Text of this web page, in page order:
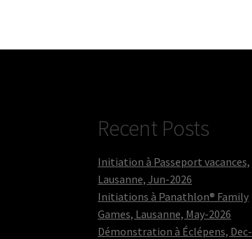
Recent Posts
Initiation à Passeport vacances,
Lausanne, Jun-2026
Initiations à Panathlon® Family
Games, Lausanne, May-2026
Démonstration à Éclépens, Dec-